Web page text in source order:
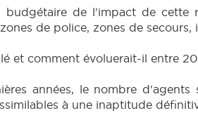
budgétaire de l'impact de
de police, zones de
et comment évoluerait-il entre
années, le nombre
à une inaptitude